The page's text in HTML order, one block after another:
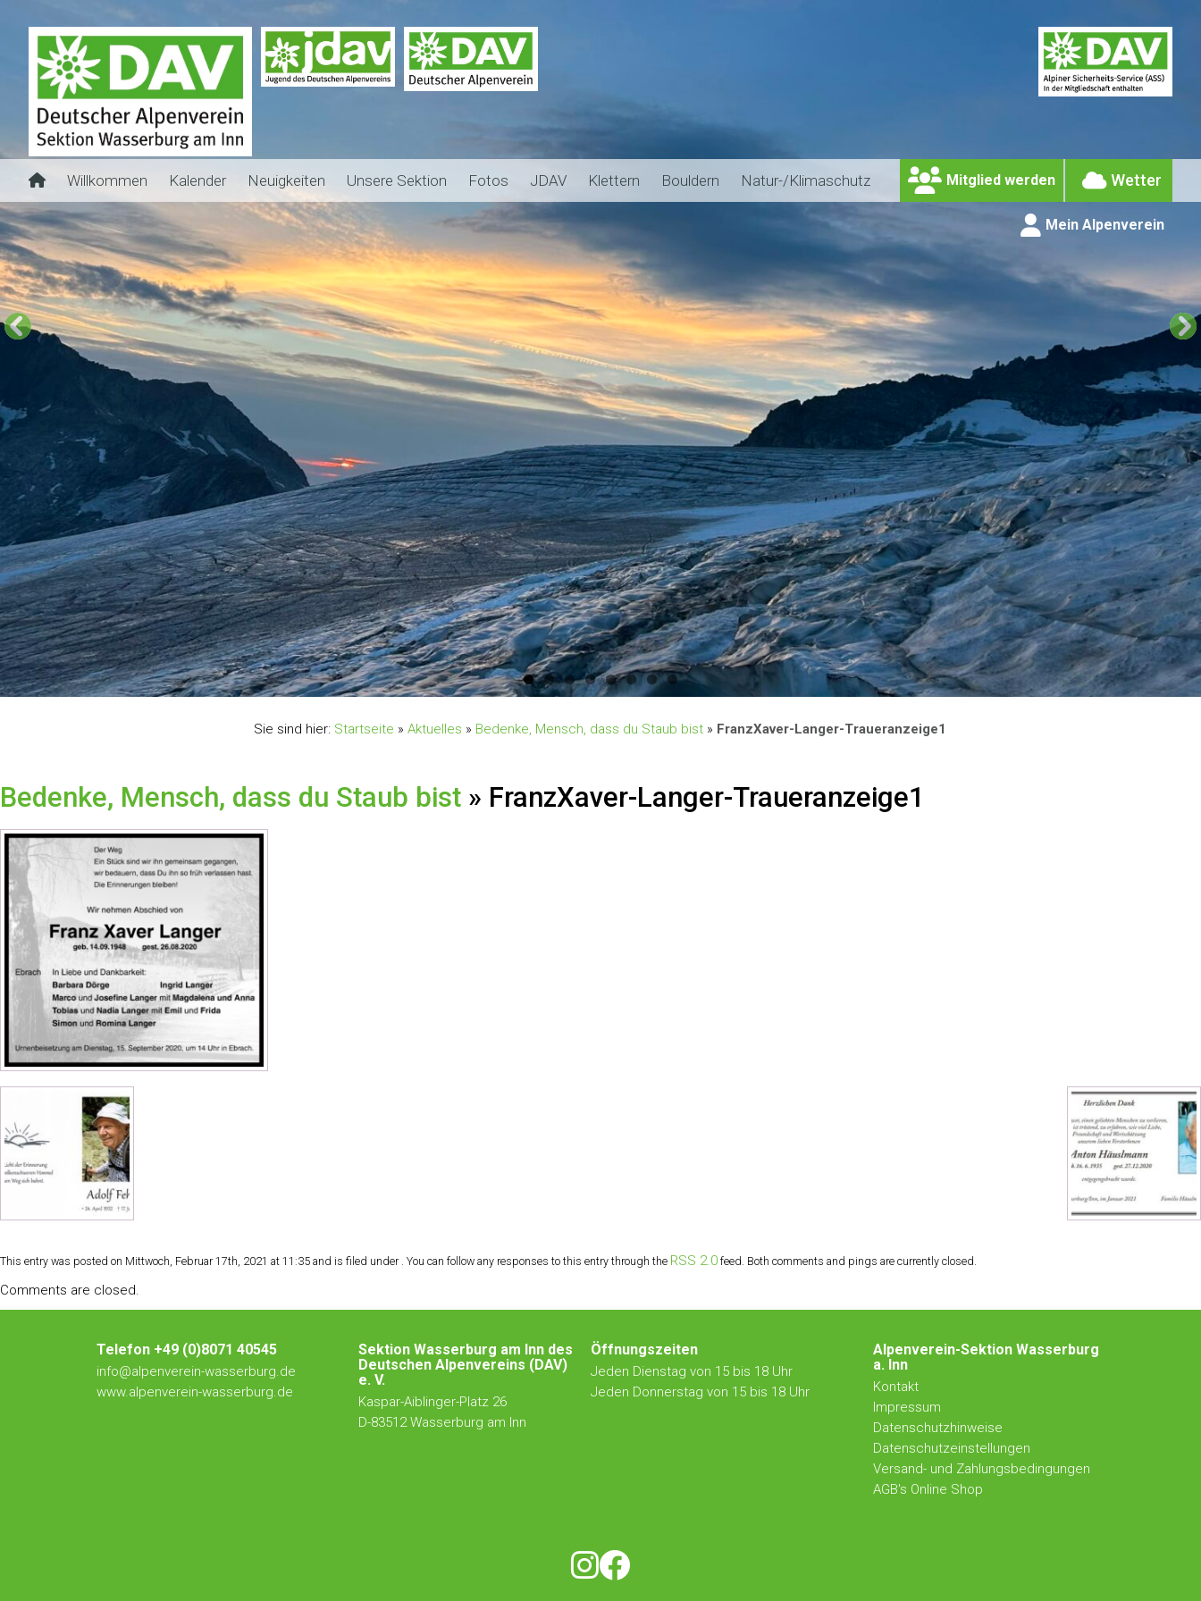
Willkommen Kalender Neuigkeiten Unsere Sektion Fotos JDAV Klettern Bouldern Natur-/Klimaschutz Wetter
Mitglied werden
Mein Alpenverein
Sie sind hier: Startseite »Aktuelles » Bedenke, Mensch, dass du Staub bist » FranzXaver-Langer-Traueranzeige1
Bedenke, Mensch, dass du Staub bist » FranzXaver-Langer-Traueranzeige1
This entry was posted on Mittwoch, Februar 17th, 2021 at 11:35 and is filed under . You can follow any responses to this entry through the RSS 2.0 feed. Both comments and pings are currently closed.
Comments are closed.
Telefon +49 (0)8071 40545
info@alpenverein-wasserburg.de
www.alpenverein-wasserburg.de
Sektion Wasserburg am Inn des
Deutschen Alpenvereins (DAV)
e. V.
Kaspar-Aiblinger-Platz 26
D-83512 Wasserburg am Inn
Öffnungszeiten
Jeden Dienstag von 15 bis 18 Uhr
Jeden Donnerstag von 15 bis 18 Uhr
Alpenverein-Sektion Wasserburg
a. Inn
Kontakt
Impressum
Datenschutzhinweise
Datenschutzeinstellungen
Versand- und Zahlungsbedingungen
AGB's Online Shop